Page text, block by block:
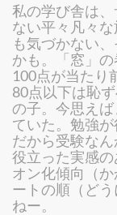
私の学び舎は
ない平々凡々
も気づかない
かも。「窓」
100点が当たり
80点以下は恥
の子。今思え
ていた。勉強が
だから受験な
役立った実感
オン化傾向（
ートの順（ど
ねー。